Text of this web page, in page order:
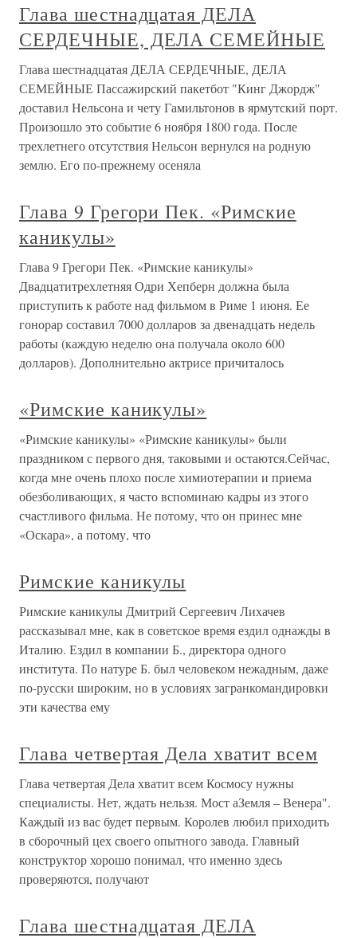
Глава шестнадцатая ДЕЛА
СЕРДЕЧНЫЕ, ДЕЛА СЕМЕЙНЫЕ
Глава шестнадцатая ДЕЛА СЕРДЕЧНЫЕ, ДЕЛА
СЕМЕЙНЫЕ Пассажирский пакетбот "Кинг Джордж"
доставил Нельсона и чету Гамильтонов в ярмутский порт.
Произошло это событие 6 ноября 1800 года. После
трехлетнего отсутствия Нельсон вернулся на родную
землю. Его по-прежнему осеняла
Глава 9 Грегори Пек. «Римские
каникулы»
Глава 9 Грегори Пек. «Римские каникулы»
Двадцатитрехлетняя Одри Хепберн должна была
приступить к работе над фильмом в Риме 1 июня. Ее
гонорар составил 7000 долларов за двенадцать недель
работы (каждую неделю она получала около 600
долларов). Дополнительно актрисе причиталось
«Римские каникулы»
«Римские каникулы» «Римские каникулы» были
праздником с первого дня, таковыми и остаются.Сейчас,
когда мне очень плохо после химиотерапии и приема
обезболивающих, я часто вспоминаю кадры из этого
счастливого фильма. Не потому, что он принес мне
«Оскара», а потому, что
Римские каникулы
Римские каникулы Дмитрий Сергеевич Лихачев
рассказывал мне, как в советское время ездил однажды в
Италию. Ездил в компании Б., директора одного
института. По натуре Б. был человеком нежадным, даже
по-русски широким, но в условиях загранкомандировки
эти качества ему
Глава четвертая Дела хватит всем
Глава четвертая Дела хватит всем Космосу нужны
специалисты. Нет, ждать нельзя. Мост аЗемля – Венера".
Каждый из вас будет первым. Королев любил приходить
в сборочный цех своего опытного завода. Главный
конструктор хорошо понимал, что именно здесь
проверяются, получают
Глава шестнадцатая ДЕЛА